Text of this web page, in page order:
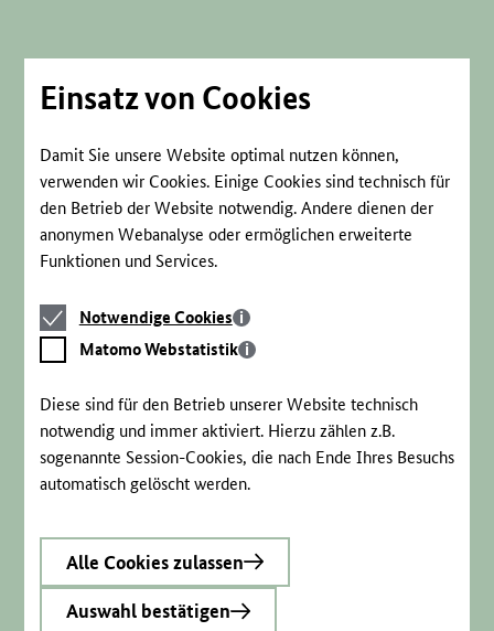
Einsatz von Cookies
Damit Sie unsere Website optimal nutzen können,
verwenden wir Cookies. Einige Cookies sind technisch für
den Betrieb der Website notwendig. Andere dienen der
anonymen Webanalyse oder ermöglichen erweiterte
Funktionen und Services.
Notwendige
Cookies
Notwendige Cookies
Matomo
Webstatistik
Matomo Webstatistik
Diese sind für den Betrieb unserer Website technisch
notwendig und immer aktiviert. Hierzu zählen z.B.
sogenannte Session-Cookies, die nach Ende Ihres Besuchs
automatisch gelöscht werden.
Alle Cookies zulassen
Auswahl bestätigen